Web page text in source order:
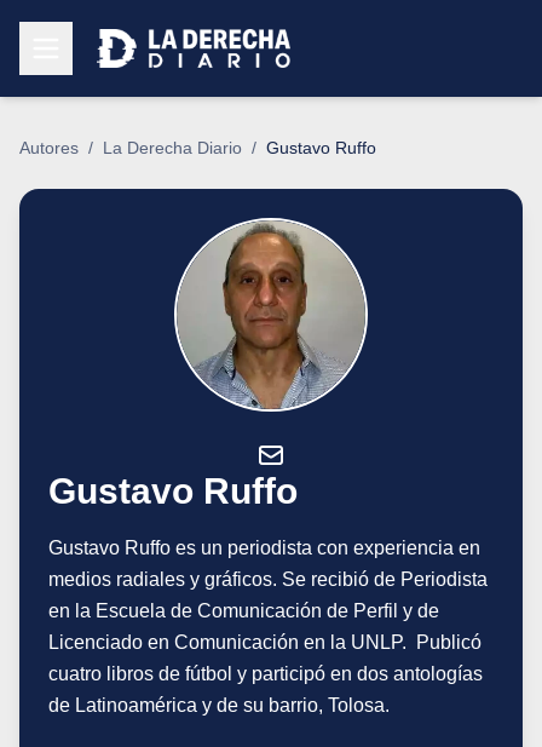
Autores / La Derecha Diario / Gustavo Ruffo
Gustavo Ruffo
Gustavo Ruffo es un periodista con experiencia en
medios radiales y gráficos. Se recibió de Periodista
en la Escuela de Comunicación de Perfil y de
Licenciado en Comunicación en la UNLP. Publicó
cuatro libros de fútbol y participó en dos antologías
de Latinoamérica y de su barrio, Tolosa.